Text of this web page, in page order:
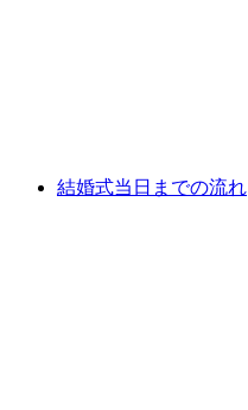
結婚式当日までの流れ